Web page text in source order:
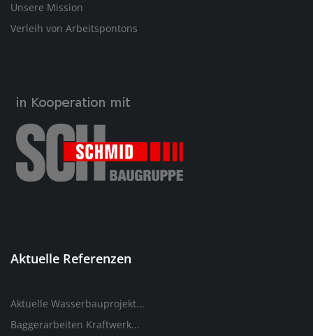
Unsere Mission
Verleih von Arbeitspontons
Aktuelle Referenzen
Aktuelle Wasserbauprojekt...
Baggerarbeiten Kraftwerk...